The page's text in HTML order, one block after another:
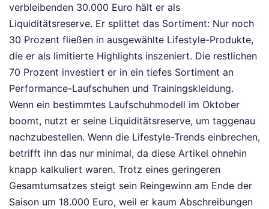
verbleibenden 30.000 Euro hält er als
Liquiditätsreserve. Er splittet das Sortiment: Nur noch
30 Prozent fließen in ausgewählte Lifestyle-Produkte,
die er als limitierte Highlights inszeniert. Die restlichen
70 Prozent investiert er in ein tiefes Sortiment an
Performance-Laufschuhen und Trainingskleidung.
Wenn ein bestimmtes Laufschuhmodell im Oktober
boomt, nutzt er seine Liquiditätsreserve, um taggenau
nachzubestellen. Wenn die Lifestyle-Trends einbrechen,
betrifft ihn das nur minimal, da diese Artikel ohnehin
knapp kalkuliert waren. Trotz eines geringeren
Gesamtumsatzes steigt sein Reingewinn am Ende der
Saison um 18.000 Euro, weil er kaum Abschreibungen